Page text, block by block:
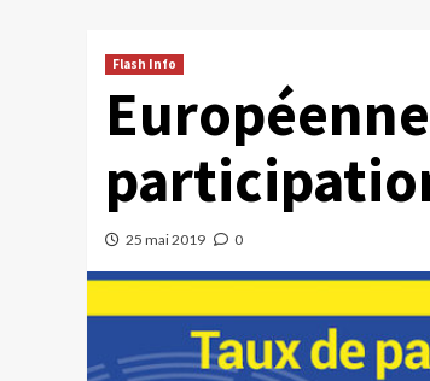
Flash Info
25 mai 2019 0